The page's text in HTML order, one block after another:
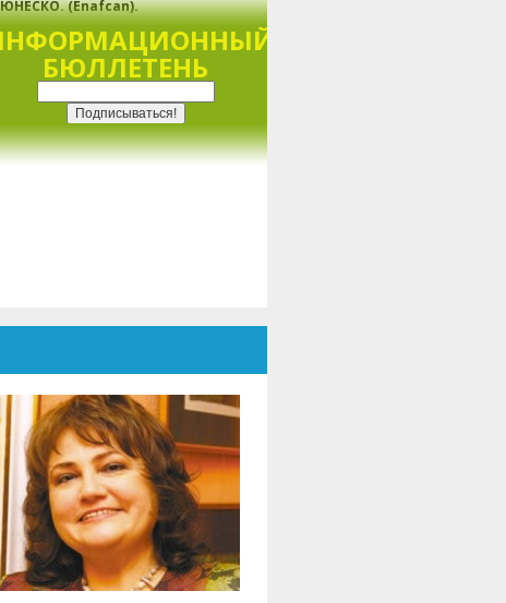
ЮНЕСКО. (Enafcan).
Проходит одновременно в
Бухаресте и Одессе., через
платформу Webex, мероприятие
ЮНЕСКО, региональных и
мировых федераций клубного
движения ЮНЕСКО, лидеры
партнерских организаций и
Всемирной федерации
выпускников ЮНЕСКО и
генеральный секретарь
Румынской федерации
ассоциаций и клубов ЮНЕСКО..
Во вступительном сообщении,
Доктор. Даниэла Попеску
подчеркнула, что этот проект
представляет собой больше, чем
художественную выставку – это
встреча душ., культур и общих
надежд, подтверждая роль
искусства как универсального
БЮЛЛЕТЕНЬ